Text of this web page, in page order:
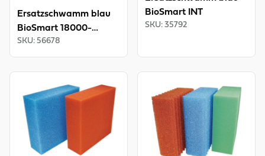
Ersatzschwamm blau
BioSmart 18000-
36000 INT
SKU: 56678
BioSmart INT
SKU: 35792